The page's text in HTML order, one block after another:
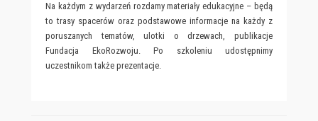
Na każdym z wydarzeń rozdamy materiały edukacyjne – będą
to trasy spacerów oraz podstawowe informacje na każdy z
poruszanych tematów, ulotki o drzewach, publikacje
Fundacja EkoRozwoju. Po szkoleniu udostępnimy
uczestnikom także prezentacje.